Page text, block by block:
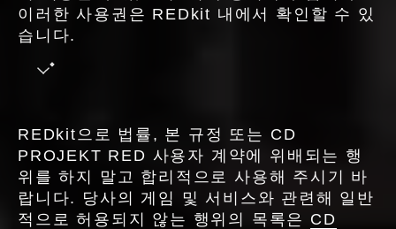
이러한 사용권은 REDkit 내에서 확인할 수 있
습니다.
REDkit으로 법률, 본 규정 또는 CD
PROJEKT RED 사용자 계약에 위배되는 행
위를 하지 말고 합리적으로 사용해 주시기 바
랍니다. 당사의 게임 및 서비스와 관련해 일반
적으로 허용되지 않는 행위의 목록은 CD